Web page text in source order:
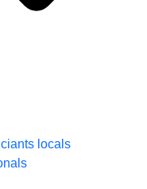
locals